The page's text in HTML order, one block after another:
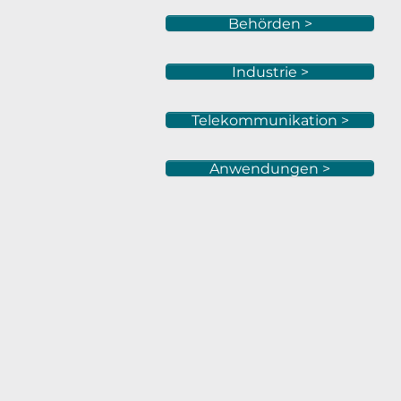
Behörden >
Industrie >
Telekommunikation >
Anwendungen >